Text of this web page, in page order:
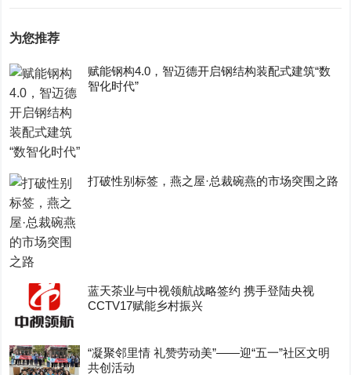
为您推荐
赋能钢构4.0，智迈德开启钢结构装配式建筑“数
智化时代”
打破性别标签，燕之屋·总裁碗燕的市场突围之路
蓝天茶业与中视领航战略签约 携手登陆央视
CCTV17赋能乡村振兴
“凝聚邻里情 礼赞劳动美”——迎“五一”社区文明
共创活动